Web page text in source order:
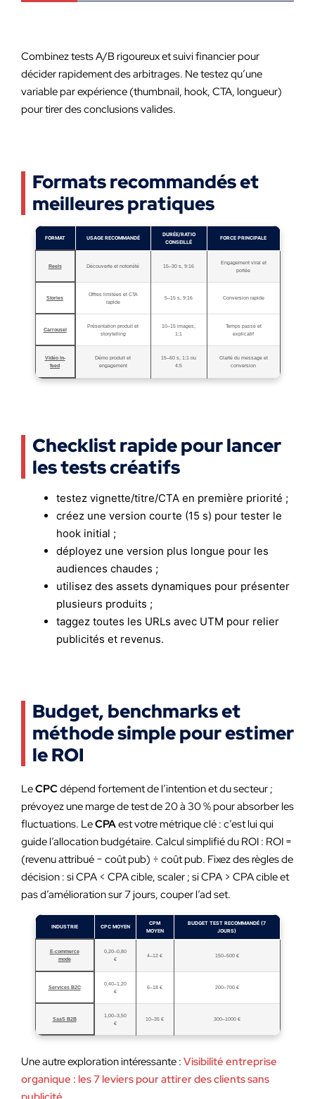
Combinez tests A/B rigoureux et suivi financier pour
décider rapidement des arbitrages. Ne testez qu’une
variable par expérience (thumbnail, hook, CTA, longueur)
pour tirer des conclusions valides.
Formats recommandés et
meilleures pratiques
FORMAT USAGE RECOMMANDÉ
DURÉE/RATIO
CONSEILLÉ
FORCE PRINCIPALE
Reels Découverte et notoriété 15–30 s, 9:16
Engagement viral et
portée
Stories
Offres limitées et CTA
rapide
5–15 s, 9:16 Conversion rapide
Carrousel
Présentation produit et
storytelling
10–15 images,
1:1
Temps passé et
explicatif
Vidéo in-
feed
Démo produit et
engagement
15–60 s, 1:1 ou
4:5
Clarté du message et
conversion
Checklist rapide pour lancer
les tests créatifs
testez vignette/titre/CTA en première priorité ;
créez une version courte (15 s) pour tester le
hook initial ;
déployez une version plus longue pour les
audiences chaudes ;
utilisez des assets dynamiques pour présenter
plusieurs produits ;
taggez toutes les URLs avec UTM pour relier
publicités et revenus.
Budget, benchmarks et
méthode simple pour estimer
le ROI
LeCPCdépend fortement de l’intention et du secteur ;
prévoyez une marge de test de 20 à 30 % pour absorber les
fluctuations. LeCPAest votre métrique clé : c’est lui qui
guide l’allocation budgétaire. Calcul simplifié du ROI : ROI =
(revenu attribué − coût pub) ÷ coût pub. Fixez des règles de
décision : si CPA < CPA cible, scaler ; si CPA > CPA cible et
pas d’amélioration sur 7 jours, couper l’ad set.
INDUSTRIE CPC MOYEN
CPM
MOYEN
BUDGET TEST RECOMMANDÉ (7
JOURS)
E‑commerce
mode
0,20–0,80
€
4–12 € 150–500 €
Services B2C
0,40–1,20
€
6–18 € 200–700 €
SaaS B2B
1,00–3,50
€
10–35 € 300–1000 €
Une autre exploration intéressante : Visibilité entreprise
organique : les 7 leviers pour attirer des clients sans